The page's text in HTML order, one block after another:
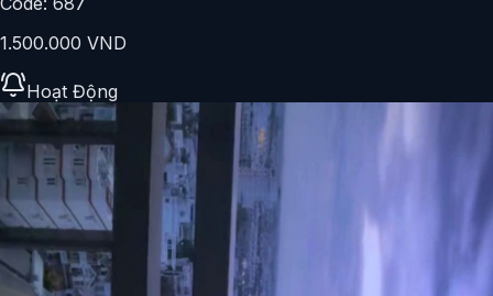
1.500.000 VND
Hoạt Động